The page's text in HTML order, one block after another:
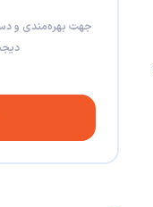
جهت بهره‌مندی و